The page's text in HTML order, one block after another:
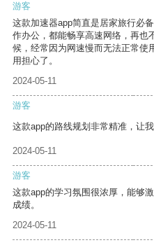
游客
这款加速器app简直是居家旅行必
作办公，都能畅享高速网络，再也
候，经常因为网速慢而无法正常使
用担心了。
2024-05-11
游客
这款app的路线规划非常精准，让
2024-05-11
游客
这款app的学习氛围很浓厚，能够
成绩。
2024-05-11